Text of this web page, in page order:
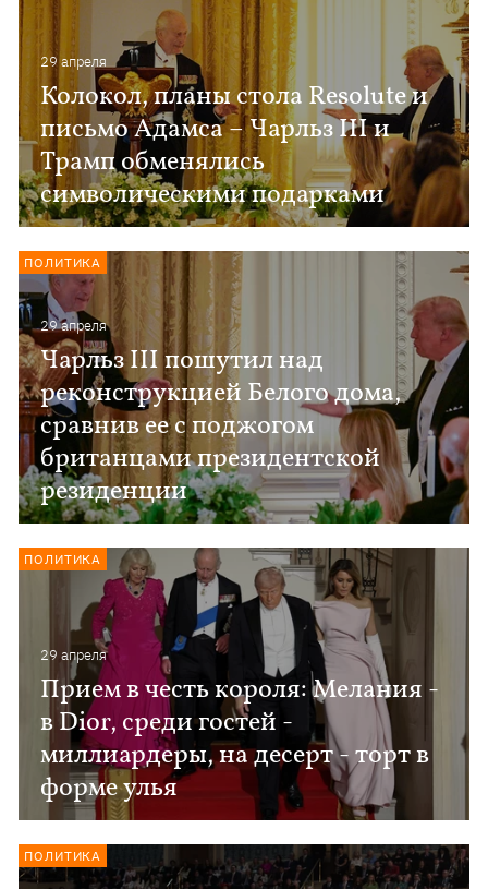
29 апреля
Колокол, планы стола Resolute и
письмо Адамса – Чарльз III и
Трамп обменялись
символическими подарками
29 апреля
Чарльз III пошутил над
реконструкцией Белого дома,
сравнив ее с поджогом
британцами президентской
резиденции
ПОЛИТИКА
29 апреля
Прием в честь короля: Мелания -
в Dior, среди гостей -
миллиардеры, на десерт - торт в
форме улья
ПОЛИТИКА
ПОЛИТИКА